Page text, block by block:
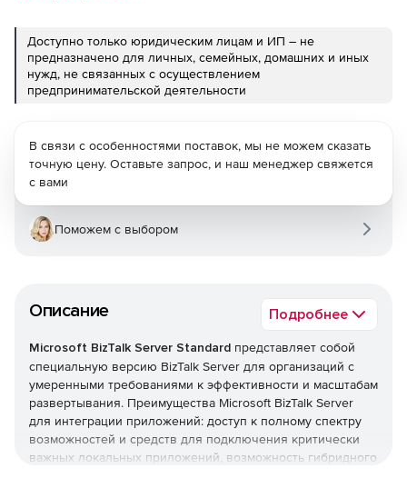
Доступно только юридическим лицам и ИП – не
предназначено для личных, семейных, домашних и иных
нужд, не связанных с осуществлением
предпринимательской деятельности
Описание Подробнее
Microsoft BizTalk Server Standard представляет собой
специальную версию BizTalk Server для организаций с
умеренными требованиями к эффективности и масштабам
развертывания. Преимущества Microsoft BizTalk Server
для интеграции приложений: доступ к полному спектру
возможностей и средств для подключения критически
важных локальных приложений, возможность гибридного
В связи с особенностями поставок, мы не можем сказать
точную цену. Оставьте запрос, и наш менеджер свяжется
с вами
Поможем с выбором